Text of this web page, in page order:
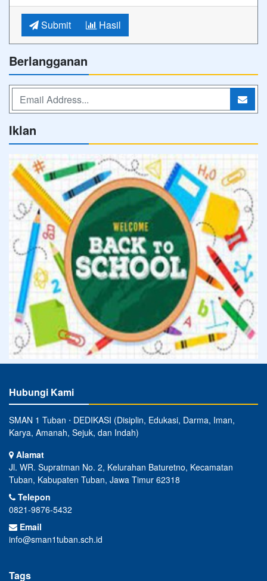
Submit Hasil
Berlangganan
Iklan
Hubungi Kami
SMAN 1 Tuban ⋅ DEDIKASI (Disiplin, Edukasi, Darma, Iman,
Karya, Amanah, Sejuk, dan Indah)
Alamat
Jl. WR. Supratman No. 2, Kelurahan Baturetno, Kecamatan
Tuban, Kabupaten Tuban, Jawa Timur 62318
Telepon
0821-9876-5432
Email
info@sman1tuban.sch.id
Tags